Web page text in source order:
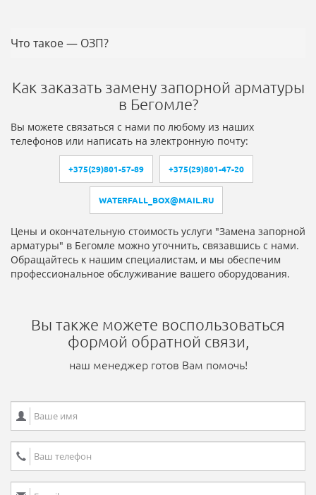
Что такое — ОЗП?
Как заказать замену запорной арматуры
в Бегомле?
Вы можете связаться с нами по любому из наших
телефонов или написать на электронную почту:
+375(29)801-57-89 +375(29)801-47-20
WATERFALL_BOX@MAIL.RU
Цены и окончательную стоимость услуги "Замена запорной
арматуры" в Бегомле можно уточнить, связавшись с нами.
Обращайтесь к нашим специалистам, и мы обеспечим
профессиональное обслуживание вашего оборудования.
Вы также можете воспользоваться
формой обратной связи,
наш менеджер готов Вам помочь!